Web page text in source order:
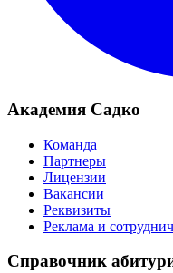
Академия Садко
Команда
Партнеры
Лицензии
Вакансии
Реквизиты
Реклама и
Справочник